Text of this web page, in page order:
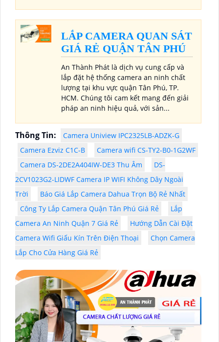
LẮP CAMERA QUAN SÁT
GIÁ RẺ QUẬN TÂN PHÚ
An Thành Phát là dịch vụ cung cấp và
lắp đặt hệ thống camera an ninh chất
lượng tại khu vực quận Tân Phú, TP.
HCM. Chúng tôi cam kết mang đến giải
pháp an ninh hiệu quả, với sản...
Thông Tin:
Camera Uniview IPC2325LB-ADZK-G
Camera Ezviz C1C-B
Camera wifi CS-TY2-B0-1G2WF
Camera DS-2DE2A404IW-DE3 Thu Âm
DS-
2CV1023G2-LIDWF Camera IP WIFI Không Dây Ngoài
Trời
Báo Giá Lắp Camera Dahua Trọn Bộ Rẻ Nhất
Công Ty Lắp Camera Quận Tân Phú Giá Rẻ
Lắp
Camera An Ninh Quận 7 Giá Rẻ
Hướng Dẫn Cài Đặt
Camera Wifi Giấu Kín Trên Điện Thoại
Chọn Camera
Lắp Cho Cửa Hàng Giá Rẻ